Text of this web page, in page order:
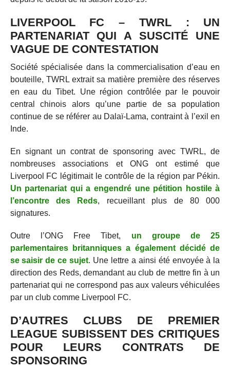
LIVERPOOL FC – TWRL : UN
PARTENARIAT QUI A SUSCITÉ UNE
VAGUE DE CONTESTATION
Société spécialisée dans la commercialisation d’eau en
bouteille, TWRL extrait sa matière première des réserves
en eau du Tibet. Une région contrôlée par le pouvoir
central chinois alors qu’une partie de sa population
continue de se référer au Dalaï-Lama, contraint à l’exil en
Inde.
En signant un contrat de sponsoring avec TWRL, de
nombreuses associations et ONG ont estimé que
Liverpool FC légitimait le contrôle de la région par Pékin.
Un partenariat qui a engendré une pétition hostile à
l’encontre des Reds, recueillant plus de 80 000
signatures.
Outre l’ONG Free Tibet, un groupe de 25
parlementaires britanniques a également décidé de
se saisir de ce sujet. Une lettre a ainsi été envoyée à la
direction des Reds, demandant au club de mettre fin à un
partenariat qui ne correspond pas aux valeurs véhiculées
par un club comme Liverpool FC.
D’AUTRES CLUBS DE PREMIER
LEAGUE SUBISSENT DES CRITIQUES
POUR LEURS CONTRATS DE
SPONSORING